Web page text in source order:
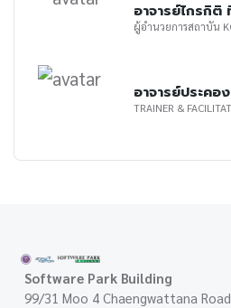
อาจารย์ไกรกิติ
ผู้อำนวยการสถาบัน
อาจารย์ประคอ
TRAINER &
Software Park Building
99/31 Moo 4 Chaengwattana